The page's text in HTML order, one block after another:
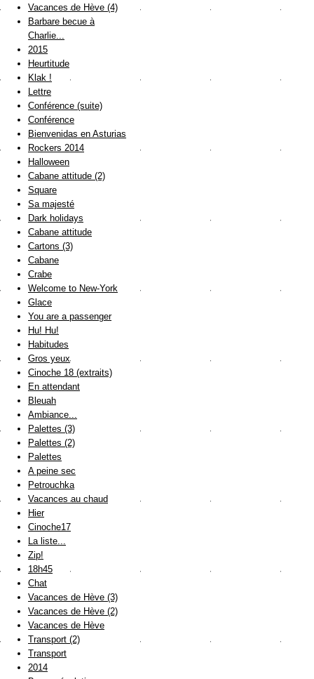
Vacances de Hève (4)
Barbare becue à
Charlie...
2015
Heurtitude
Klak !
Lettre
Conférence (suite)
Conférence
Bienvenidas en Asturias
Rockers 2014
Halloween
Cabane attitude (2)
Square
Sa majesté
Dark holidays
Cabane attitude
Cartons (3)
Cabane
Crabe
Welcome to New-York
Glace
You are a passenger
Hu! Hu!
Habitudes
Gros yeux
Cinoche 18 (extraits)
En attendant
Bleuah
Ambiance...
Palettes (3)
Palettes (2)
Palettes
A peine sec
Petrouchka
Vacances au chaud
Hier
Cinoche17
La liste...
Zip!
18h45
Chat
Vacances de Hève (3)
Vacances de Hève (2)
Vacances de Hève
Transport (2)
Transport
2014